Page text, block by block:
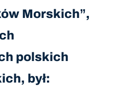
Morskich”,
polskich
był: